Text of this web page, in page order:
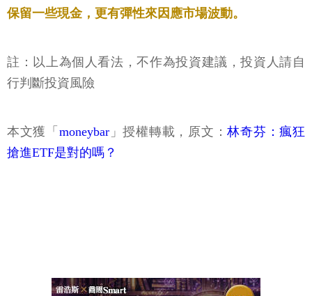
保留一些現金，更有彈性來因應市場波動。
註：以上為個人看法，不作為投資建議，投資人請自
行判斷投資風險
本文獲「 moneybar」授權轉載，原文：林奇芬：瘋狂
搶進ETF是對的嗎？